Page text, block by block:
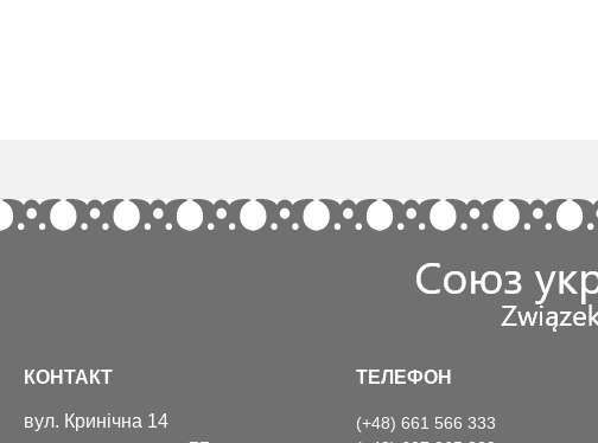
КОНТАКТ
вул. Кринічна 14
ТЕЛЕФОН
(+48) 661 566 333